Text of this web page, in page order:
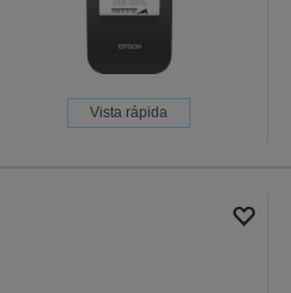
Vista rápida